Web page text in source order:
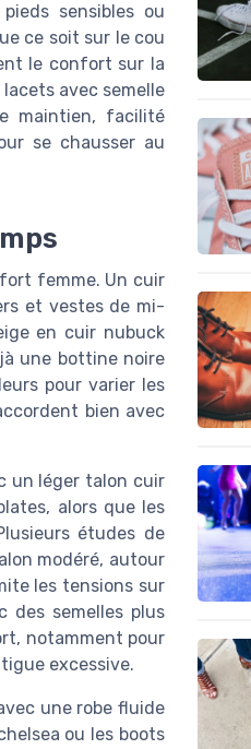
sensibles ou
ce soit sur le cou
le confort sur la
avec semelle
maintien, facilité
se chausser au
femme. Un cuir
et vestes de mi-
en cuir nubuck
une bottine noire
pour varier les
bien avec
un léger talon cuir
alors que les
études de
modéré, autour
les tensions sur
des semelles plus
notamment pour
excessive.
une robe fluide
ou les boots